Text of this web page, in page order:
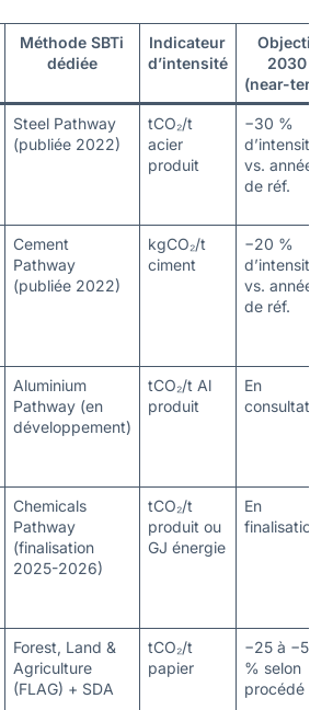
Méthode SBTi
dédiée
Indicateur
d’intensité
Objectif
2030
(near-term)
Steel Pathway
(publiée 2022)
tCO₂/t
acier
produit
−30 %
d’intensité
vs. année
de réf.
Cement
Pathway
(publiée 2022)
kgCO₂/t
ciment
−20 %
d’intensité
vs. année
de réf.
Aluminium
Pathway (en
développement)
tCO₂/t Al
produit
En
consultation
Chemicals
Pathway
(finalisation
2025-2026)
tCO₂/t
produit ou
GJ énergie
En
finalisation
Forest, Land &
Agriculture
(FLAG) + SDA
tCO₂/t
papier
−25 à −50
% selon
procédé